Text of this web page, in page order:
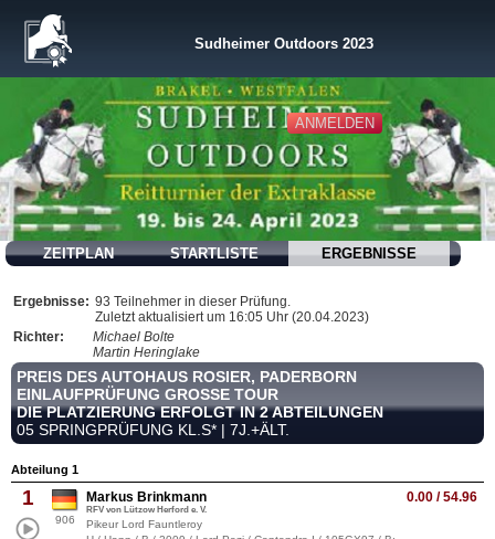
ANMELDEN
Sudheimer Outdoors 2023
ZEITPLAN STARTLISTE ERGEBNISSE
Ergebnisse: 93 Teilnehmer in dieser Prüfung.
Zuletzt aktualisiert um 16:05 Uhr (20.04.2023)
Richter:
Michael Bolte
Martin Heringlake
PREIS DES AUTOHAUS ROSIER, PADERBORN
EINLAUFPRÜFUNG GROSSE TOUR
DIE PLATZIERUNG ERFOLGT IN 2 ABTEILUNGEN
05 SPRINGPRÜFUNG KL.S* | 7J.+ÄLT.
Abteilung 1
1
906
0.00 / 54.96
Markus Brinkmann
RFV von Lützow Herford e. V.
Pikeur Lord Fauntleroy